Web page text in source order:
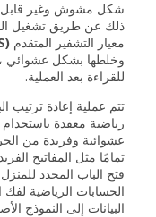
شكل مشوش وغير قابل
ذلك عن طريق تشغيل
معيار التشفير المتقدم (AES)
وخلطها بشكل عشوائي ،
للقراءة بعد العملية.
تتم عملية إعادة ترتيب
رياضية معقدة باستخدام
عشوائية وفريدة من
تمامًا مثل المفاتيح
فتح الباب المحدد
الحسابات الرياضية لفك
البيانات إلى النموذج